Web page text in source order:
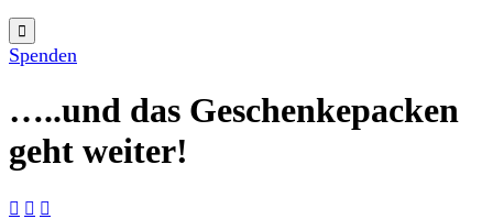

Spenden
…..und das Geschenkepacken
geht weiter!
  